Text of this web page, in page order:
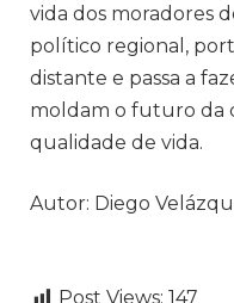
vida dos moradores
político regional,
distante e passa a
moldam o futuro da
qualidade de vida.
Autor: Diego
Post Views: 147